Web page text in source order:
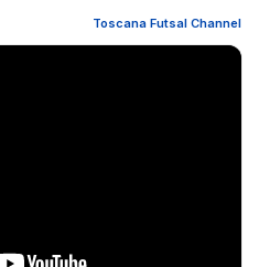
Toscana Futsal Channel